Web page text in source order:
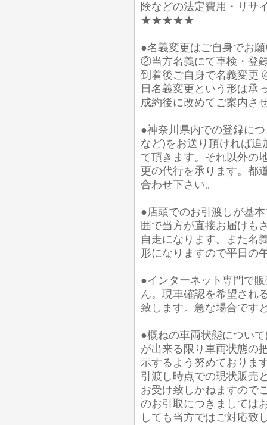
険などの法定費用・リサ
★★★★★
●名義変更はご自身でお
②当方名義にて車検・登
到着後ご自身で名義変更
日名義変更という形は承
成約後に改めてご案内さ
●神奈川県内での登録に
など)をお送り頂ければ
て頂きます。それ以外の
更の代行を承ります。都
合わせ下さい。
●店頭でのお引渡しが基
囲で当方が直接お届けも
自走になります。また名
形になりますので平日の
●インターネット専門で
ん。現車確認を希望され
致します。急な場合です
●概ねの車両状態につい
が出来る限り車両状態の
示するよう努めておりま
引渡し時点での現状販売
お受け致しかねますので
のお引取につきましては
しても当方ではご対応致